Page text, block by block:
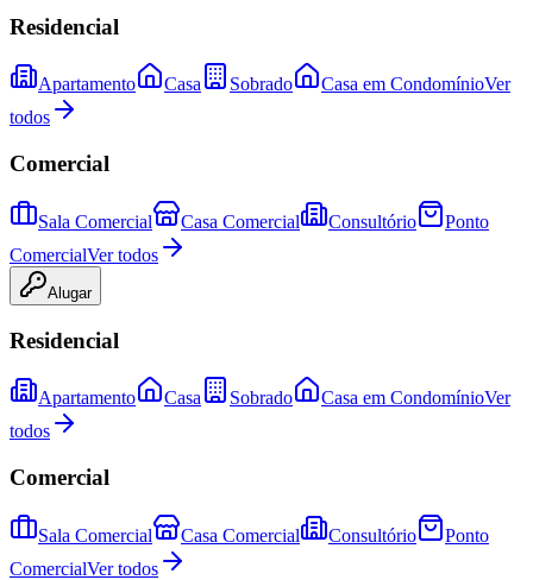
Residencial
Apartamento Casa Sobrado Casa em CondomínioVer
todos
Comercial
Sala Comercial Casa Comercial Consultório
Ponto
ComercialVer todos
Alugar
Residencial
Apartamento Casa Sobrado Casa em CondomínioVer
todos
Comercial
Sala Comercial Casa Comercial Consultório
Ponto
ComercialVer todos